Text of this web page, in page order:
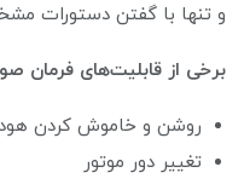
و تنها با گفتن دستورات
برخی از قابلیت‌های فرمان
روشن و خاموش کردن هود
تغییر دور موتور